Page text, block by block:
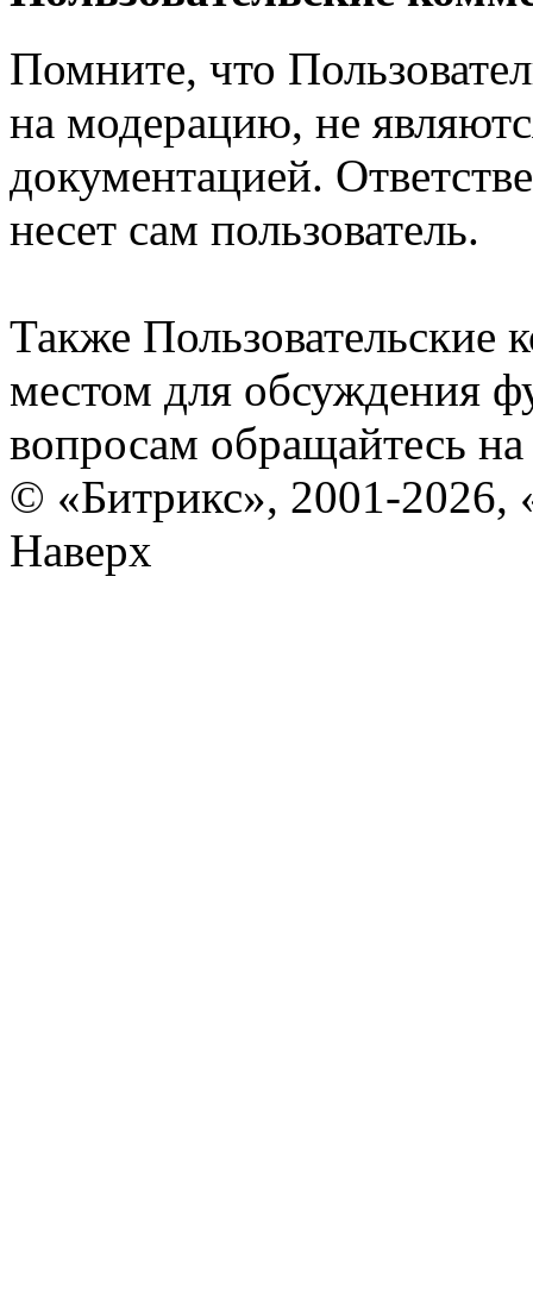
Помните, что
на модерацию, не
документацией.
несет сам пользователь.
Также Пользовательские
местом для обсуждения
вопросам обращайтесь
© «Битрикс», 2001-2026,
Наверх